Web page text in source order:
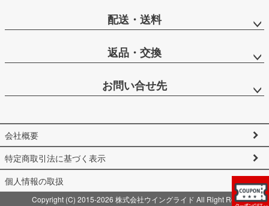
配送・送料
返品・交換
お問い合せ先
会社概要
特定商取引法に基づく表示
個人情報の取扱
Copyright (C) 2015-2026 株式会社ウイングライド All Right Reserved.